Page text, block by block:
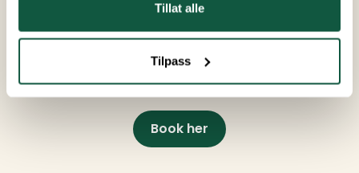
Tillat alle
Tilpass
Sicher dir deinen Platz – einfach über diese
Landingpage buchen.
Book her